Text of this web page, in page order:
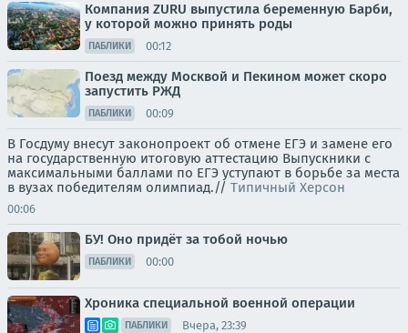
Компания ZURU выпустила беременную Барби,
у которой можно принять роды
ПАБЛИКИ 00:12
Поезд между Москвой и Пекином может скоро
запустить РЖД
ПАБЛИКИ 00:09
В Госдуму внесут законопроект об отмене ЕГЭ и замене его
на государственную итоговую аттестацию Выпускники с
максимальными баллами по ЕГЭ уступают в борьбе за места
в вузах победителям олимпиад.// Типичный Херсон
00:06
БУ! Оно придёт за тобой ночью
ПАБЛИКИ 00:00
Хроника специальной военной операции
ПАБЛИКИ Вчера, 23:39